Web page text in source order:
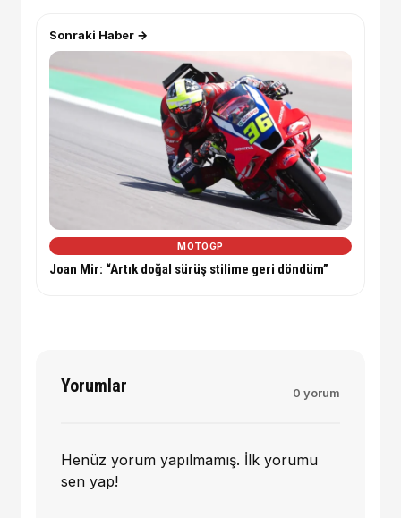
Sonraki Haber →
MOTOGP
Joan Mir: “Artık doğal sürüş stilime geri döndüm”
Yorumlar 0 yorum
Henüz yorum yapılmamış. İlk yorumu
sen yap!